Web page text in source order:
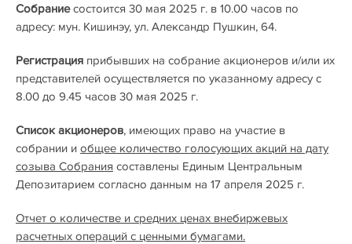
Собраниесостоится 30 мая 2025 г. в 10.00 часов по
адресу: мун. Кишинэу, ул. Александр Пушкин, 64.
Регистрация прибывших на собрание акционеров и/или их
представителей осуществляется по указанному адресу с
8.00 до 9.45 часов 30 мая 2025 г.
Список акционеров, имеющих право на участие в
собрании и общее количество голосующих акций на дату
созыва Собрания составлены Единым Центральным
Депозитарием согласно данным на 17 апреля 2025 г.
Отчет о количестве и средних ценах внебиржевых
расчетных операций с ценными бумагами.